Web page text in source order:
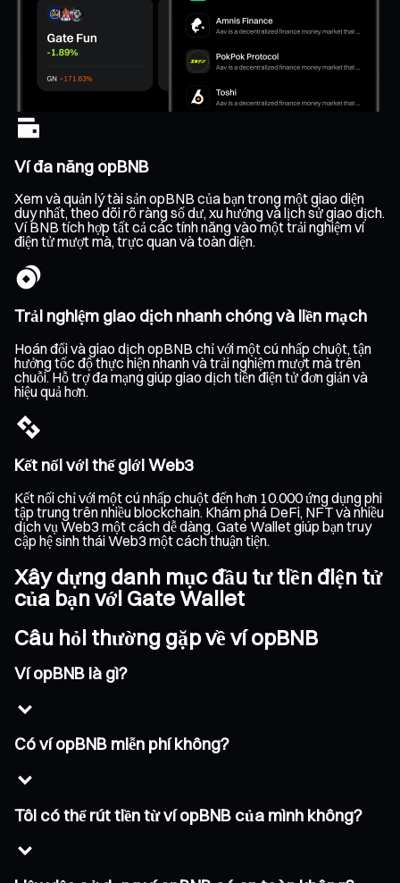
Ví đa năng opBNB
Xem và quản lý tài sản opBNB của bạn trong một giao diện
duy nhất, theo dõi rõ ràng số dư, xu hướng và lịch sử giao dịch.
Ví BNB tích hợp tất cả các tính năng vào một trải nghiệm ví
điện tử mượt mà, trực quan và toàn diện.
Trải nghiệm giao dịch nhanh chóng và liền mạch
Hoán đổi và giao dịch opBNB chỉ với một cú nhấp chuột, tận
hưởng tốc độ thực hiện nhanh và trải nghiệm mượt mà trên
chuỗi. Hỗ trợ đa mạng giúp giao dịch tiền điện tử đơn giản và
hiệu quả hơn.
Kết nối với thế giới Web3
Kết nối chỉ với một cú nhấp chuột đến hơn 10.000 ứng dụng phi
tập trung trên nhiều blockchain. Khám phá DeFi, NFT và nhiều
dịch vụ Web3 một cách dễ dàng. Gate Wallet giúp bạn truy
cập hệ sinh thái Web3 một cách thuận tiện.
Xây dựng danh mục đầu tư tiền điện tử
của bạn với Gate Wallet
Câu hỏi thường gặp về ví opBNB
Ví opBNB là gì?
Có ví opBNB miễn phí không?
Tôi có thể rút tiền từ ví opBNB của mình không?